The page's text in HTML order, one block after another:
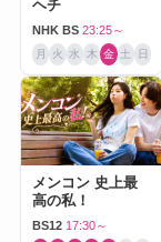
ヘチ
NHK BS 23:25～
月 火 水 木 金 土 日
メンコン 史上最
高の私！
BS12 17:30～